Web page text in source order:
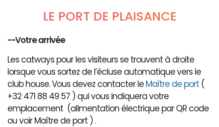
LE PORT DE PLAISANCE
--Votre arrivée
Les catways pour les visiteurs se trouvent à droite
lorsque vous sortez de l’écluse automatique vers le
club house. Vous devez contacter le Maître de port (
+32 471 88 49 57 ) qui vous indiquera votre
emplacement (alimentation électrique par QR code
ou voir Maître de port ) .